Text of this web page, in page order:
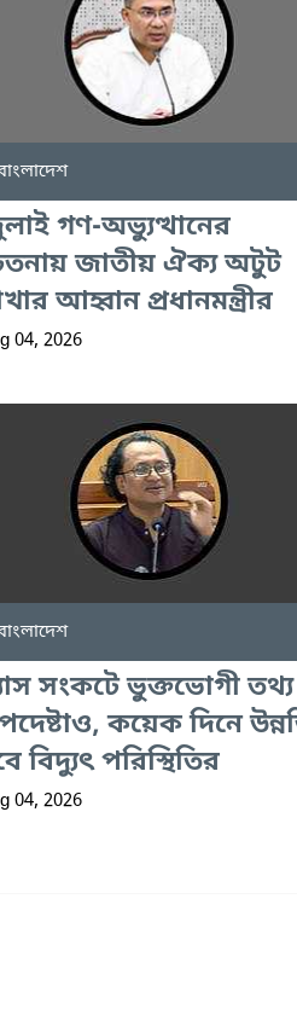
গণ-অভ্যুত্থানের
জাতীয় ঐক্য অটুট
আহ্বান প্রধানমন্ত্রীর
04, 2026
সংকটে ভুক্তভোগী তথ্য
কয়েক দিনে
বিদ্যুৎ পরিস্থিতির
04, 2026